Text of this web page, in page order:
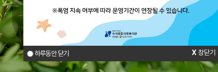
수서아동가족상담터
하루동안 닫기 창닫기